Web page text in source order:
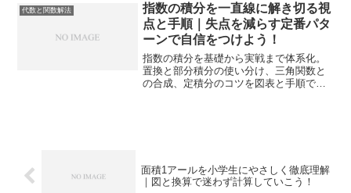
代数と関数解法
指数の積分を一直線に解き切る視
点と手順｜失点を減らす定番パタ
ーンで自信をつけよう！
指数の積分を基礎から実戦まで体系化。
置換と部分積分の使い分け、三角関数と
の合成、定積分のコツを図表と手順で整
面積1アールを小学生にやさしく徹底理解
｜図と換算で迷わず計算していこう！